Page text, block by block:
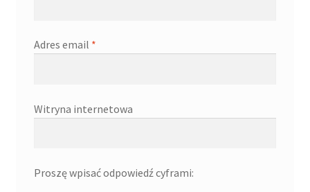
Adres email *
Witryna internetowa
Proszę wpisać odpowiedź cyframi: